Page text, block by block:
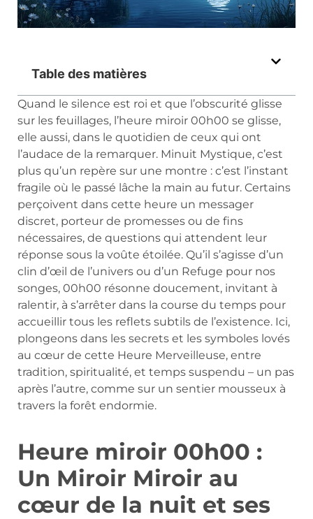
Table des matières
Quand le silence est roi et que l’obscurité glisse
sur les feuillages, l’heure miroir 00h00 se glisse,
elle aussi, dans le quotidien de ceux qui ont
l’audace de la remarquer. Minuit Mystique, c’est
plus qu’un repère sur une montre : c’est l’instant
fragile où le passé lâche la main au futur. Certains
perçoivent dans cette heure un messager
discret, porteur de promesses ou de fins
nécessaires, de questions qui attendent leur
réponse sous la voûte étoilée. Qu’il s’agisse d’un
clin d’œil de l’univers ou d’un Refuge pour nos
songes, 00h00 résonne doucement, invitant à
ralentir, à s’arrêter dans la course du temps pour
accueillir tous les reflets subtils de l’existence. Ici,
plongeons dans les secrets et les symboles lovés
au cœur de cette Heure Merveilleuse, entre
tradition, spiritualité, et temps suspendu – un pas
après l’autre, comme sur un sentier mousseux à
travers la forêt endormie.
Heure miroir 00h00 :
Un Miroir Miroir au
cœur de la nuit et ses